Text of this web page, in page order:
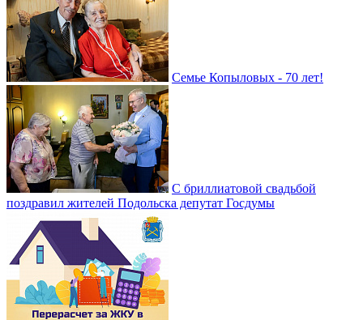
Семье Копыловых - 70 лет!
С бриллиатовой свадьбой
поздравил жителей Подольска депутат Госдумы